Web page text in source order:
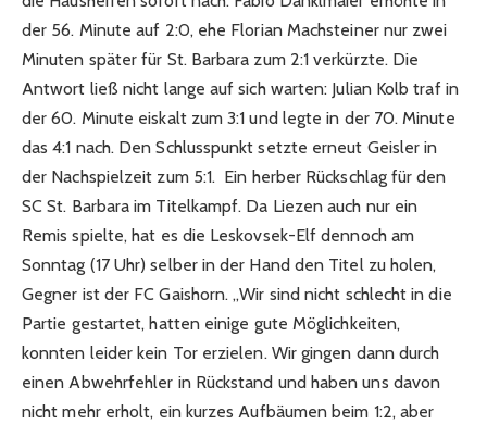
der 56. Minute auf 2:0, ehe Florian Machsteiner nur zwei
Minuten später für St. Barbara zum 2:1 verkürzte. Die
Antwort ließ nicht lange auf sich warten: Julian Kolb traf in
der 60. Minute eiskalt zum 3:1 und legte in der 70. Minute
das 4:1 nach. Den Schlusspunkt setzte erneut Geisler in
der Nachspielzeit zum 5:1. Ein herber Rückschlag für den
SC St. Barbara im Titelkampf. Da Liezen auch nur ein
Remis spielte, hat es die Leskovsek-Elf dennoch am
Sonntag (17 Uhr) selber in der Hand den Titel zu holen,
Gegner ist der FC Gaishorn. „Wir sind nicht schlecht in die
Partie gestartet, hatten einige gute Möglichkeiten,
konnten leider kein Tor erzielen. Wir gingen dann durch
einen Abwehrfehler in Rückstand und haben uns davon
nicht mehr erholt, ein kurzes Aufbäumen beim 1:2, aber